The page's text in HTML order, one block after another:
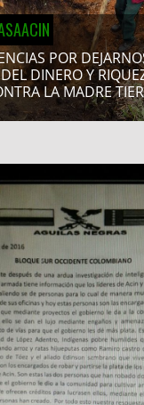
POR
DINERO Y
LA MADRE